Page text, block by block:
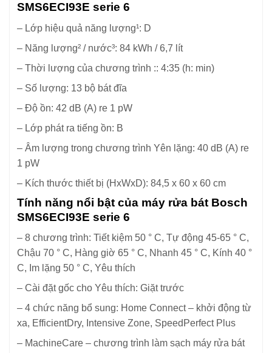
SMS6ECI93E serie 6
– Lớp hiệu quả năng lượng¹: D
– Năng lượng² / nước³: 84 kWh / 6,7 lít
– Thời lượng của chương trình :: 4:35 (h: min)
– Số lượng: 13 bộ bát đĩa
– Độ ồn: 42 dB (A) re 1 pW
– Lớp phát ra tiếng ồn: B
– Âm lượng trong chương trình Yên lặng: 40 dB (A) re
1 pW
– Kích thước thiết bị (HxWxD): 84,5 x 60 x 60 cm
Tính năng nổi bật của máy rửa bát Bosch
SMS6ECI93E serie 6
– 8 chương trình: Tiết kiệm 50 ° C, Tự động 45-65 ° C,
Chậu 70 ° C, Hàng giờ 65 ° C, Nhanh 45 ° C, Kính 40 °
C, Im lặng 50 ° C, Yêu thích
– Cài đặt gốc cho Yêu thích: Giặt trước
– 4 chức năng bổ sung: Home Connect – khởi động từ
xa, EfficientDry, Intensive Zone, SpeedPerfect Plus
– MachineCare – chương trình làm sạch máy rửa bát